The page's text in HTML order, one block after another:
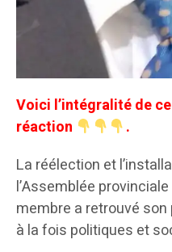
Voici l’intégralité de
réaction
.
La réélection et
l’Assemblée
membre a retrouvé
à la fois politiques et